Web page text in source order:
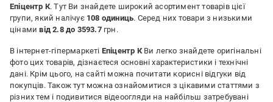
Епіцентр К. Тут Ви знайдете широкий асортимент товарів цієї
групи, який налічує 108 одиниць. Серед них товари з низькими
цінамивід 2.8 до 3593.7грн.
В інтернет-гіпермаркеті Епіцентр КВи легко знайдете оригінальні
фото цих товарів, дізнаєтеся основні характеристики і технічні
дані. Крім цього, на сайті можна почитати корисні відгуки від
покупців. Також тут можна ознайомитися з цікавими статтями з
різних тем і подивитися відеоогляди на найбільш затребувані